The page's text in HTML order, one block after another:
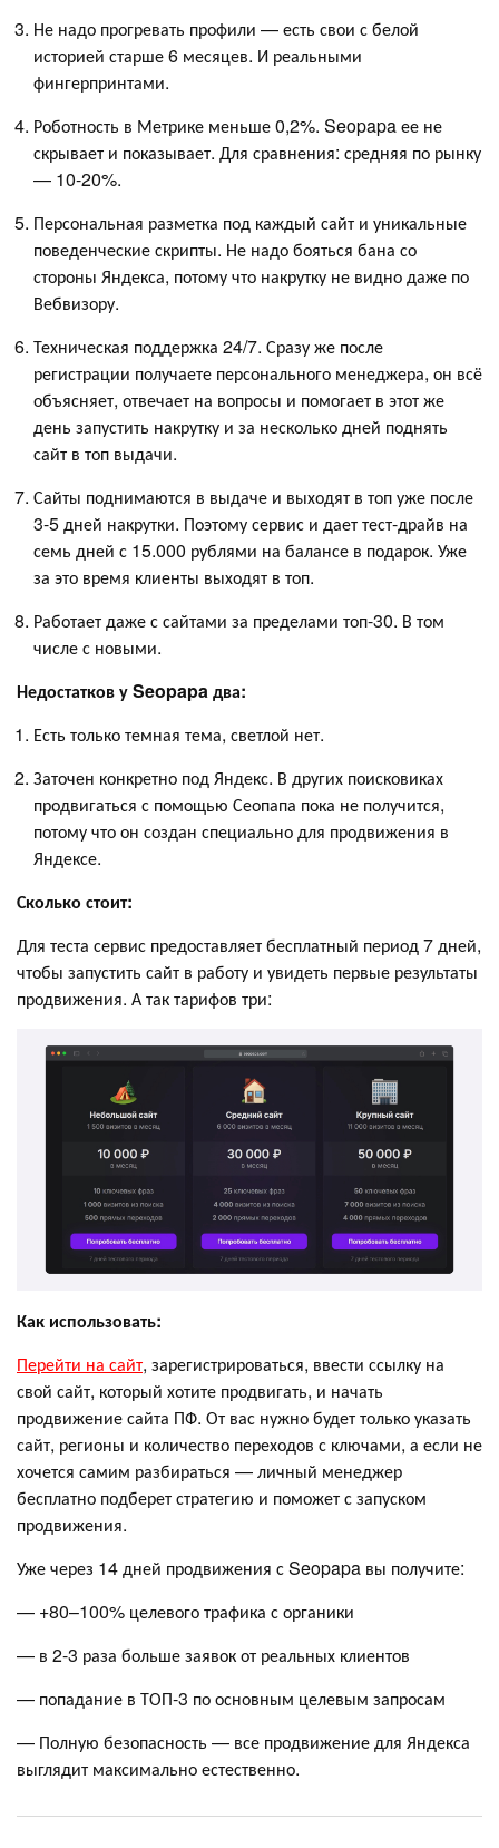
Не надо прогревать профили — есть свои с белой
историей старше 6 месяцев. И реальными
фингерпринтами.
Роботность в Метрике меньше 0,2%. Seopapa ее не
скрывает и показывает. Для сравнения: средняя по рынку
— 10-20%.
Персональная разметка под каждый сайт и уникальные
поведенческие скрипты. Не надо бояться бана со
стороны Яндекса, потому что накрутку не видно даже по
Вебвизору.
Техническая поддержка 24/7. Сразу же после
регистрации получаете персонального менеджера, он всё
объясняет, отвечает на вопросы и помогает в этот же
день запустить накрутку и за несколько дней поднять
сайт в топ выдачи.
Сайты поднимаются в выдаче и выходят в топ уже после
3-5 дней накрутки. Поэтому сервис и дает тест-драйв на
семь дней с 15.000 рублями на балансе в подарок. Уже
за это время клиенты выходят в топ.
Работает даже с сайтами за пределами топ-30. В том
числе с новыми.
Недостатков у Seopapa два:
Есть только темная тема, светлой нет.
Заточен конкретно под Яндекс. В других поисковиках
продвигаться с помощью Сеопапа пока не получится,
потому что он создан специально для продвижения в
Яндексе.
Сколько стоит:
Для теста сервис предоставляет бесплатный период 7 дней,
чтобы запустить сайт в работу и увидеть первые результаты
продвижения. А так тарифов три:
Как использовать:
Перейти на сайт, зарегистрироваться, ввести ссылку на
свой сайт, который хотите продвигать, и начать
продвижение сайта ПФ. От вас нужно будет только указать
сайт, регионы и количество переходов с ключами, а если не
хочется самим разбираться — личный менеджер
бесплатно подберет стратегию и поможет с запуском
продвижения.
Уже через 14 дней продвижения с Seopapa вы получите:
— +80–100% целевого трафика с органики
— в 2-3 раза больше заявок от реальных клиентов
— попадание в ТОП-3 по основным целевым запросам
— Полную безопасность — все продвижение для Яндекса
выглядит максимально естественно.